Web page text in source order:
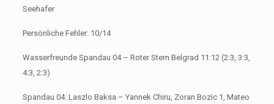
Seehafer
Persönliche Fehler: 10/14
Wasserfreunde Spandau 04 – Roter Stern Belgrad 11:12 (2:3, 3:3,
4:3, 2:3)
Spandau 04: Laszlo Baksa – Yannek Chiru, Zoran Bozic 1, Mateo